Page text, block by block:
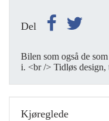
Del
Bilen som også de
i. <br /> Tidløs design,
Kjøreglede